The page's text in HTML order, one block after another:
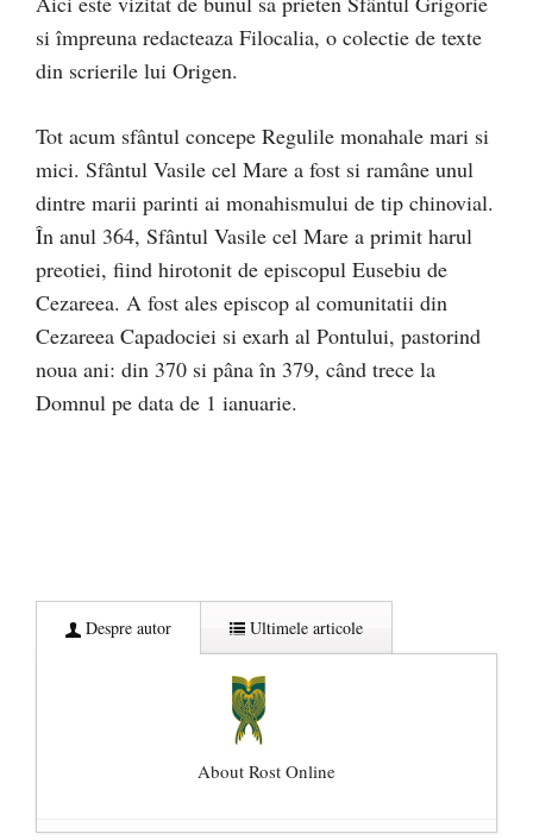
si împreuna redacteaza Filocalia, o colectie de texte
din scrierile lui Origen.
Tot acum sfântul concepe Regulile monahale mari si
mici. Sfântul Vasile cel Mare a fost si ramâne unul
dintre marii parinti ai monahismului de tip chinovial.
În anul 364, Sfântul Vasile cel Mare a primit harul
preotiei, fiind hirotonit de episcopul Eusebiu de
Cezareea. A fost ales episcop al comunitatii din
Cezareea Capadociei si exarh al Pontului, pastorind
noua ani: din 370 si pâna în 379, când trece la
Domnul pe data de 1 ianuarie.
Despre autor Ultimele articole
About Rost Online